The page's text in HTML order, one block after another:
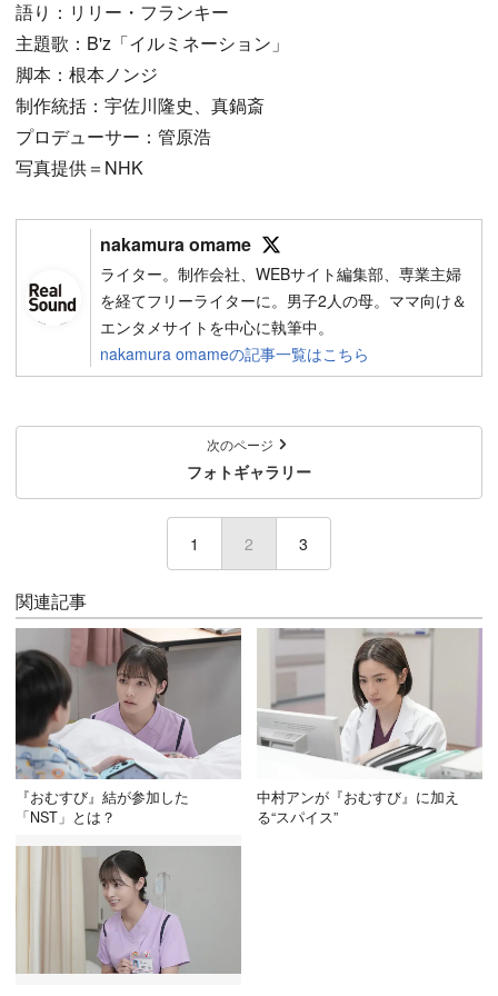
語り：リリー・フランキー
主題歌：B'z「イルミネーション」
脚本：根本ノンジ
制作統括：宇佐川隆史、真鍋斎
プロデューサー：管原浩
写真提供＝NHK
nakamura omame
ライター。制作会社、WEBサイト編集部、専業主婦
を経てフリーライターに。男子2人の母。ママ向け＆
エンタメサイトを中心に執筆中。
nakamura omameの記事一覧はこちら
次のページ
フォトギャラリー
1 2 (current)
3
関連記事
『おむすび』結が参加した
「NST」とは？
中村アンが『おむすび』に加え
る“スパイス”